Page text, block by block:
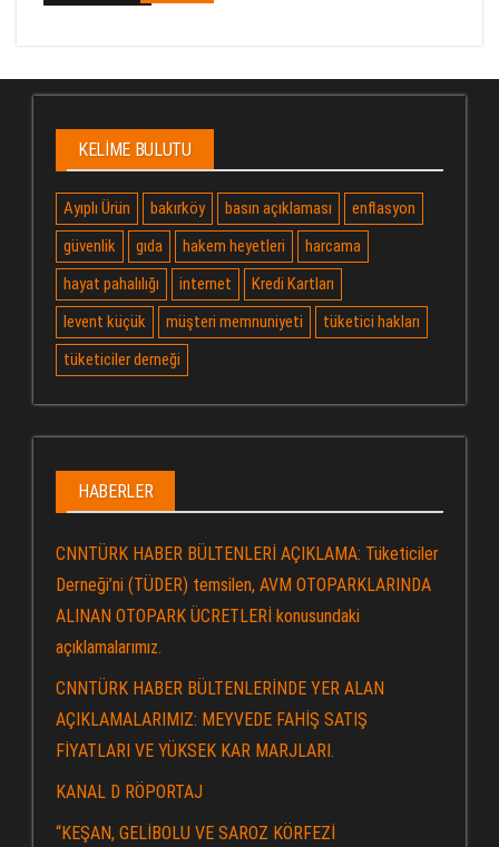
KELIME BULUTU
Ayıplı Ürün bakırköy basın açıklaması
enflasyon
güvenlik
gıda hakem heyetleri
harcama
hayat pahalılığı
internet
Kredi Kartları
levent küçük
müşteri memnuniyeti
tüketici hakları
tüketiciler derneği
HABERLER
CNNTÜRK HABER BÜLTENLERİ AÇIKLAMA: Tüketiciler
Derneği’ni (TÜDER) temsilen, AVM OTOPARKLARINDA
ALINAN OTOPARK ÜCRETLERİ konusundaki
açıklamalarımız.
CNNTÜRK HABER BÜLTENLERİNDE YER ALAN
AÇIKLAMALARIMIZ: MEYVEDE FAHİŞ SATIŞ
FİYATLARI VE YÜKSEK KAR MARJLARI.
KANAL D RÖPORTAJ
“KEŞAN, GELİBOLU VE SAROZ KÖRFEZİ